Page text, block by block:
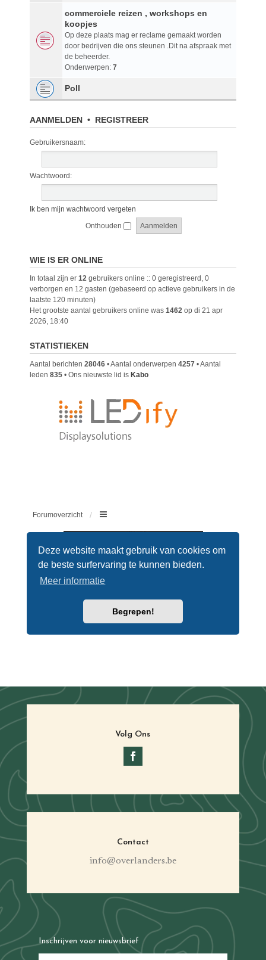
Volg Ons
Contact
info@overlanders.be
Inschrijven voor nieuwsbrief